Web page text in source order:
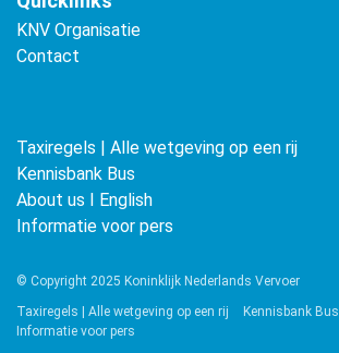
KNV Organisatie
Contact
Taxiregels | Alle wetgeving op een rij
Kennisbank Bus
About us ǀ English
Informatie voor pers
© Copyright 2025 Koninklijk Nederlands Vervoer
Taxiregels | Alle wetgeving op een rij
Kennisbank Bus
Informatie voor pers